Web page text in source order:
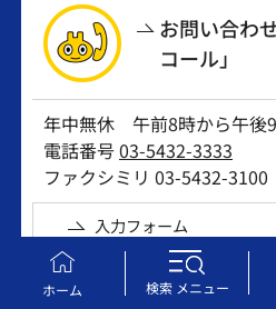
ホーム 検索メニュー
お問い合わ
コール」
年中無休 午前8時から午後
電話番号03-5432-3333
ファクシミリ 03-5432-3100
入力フォーム